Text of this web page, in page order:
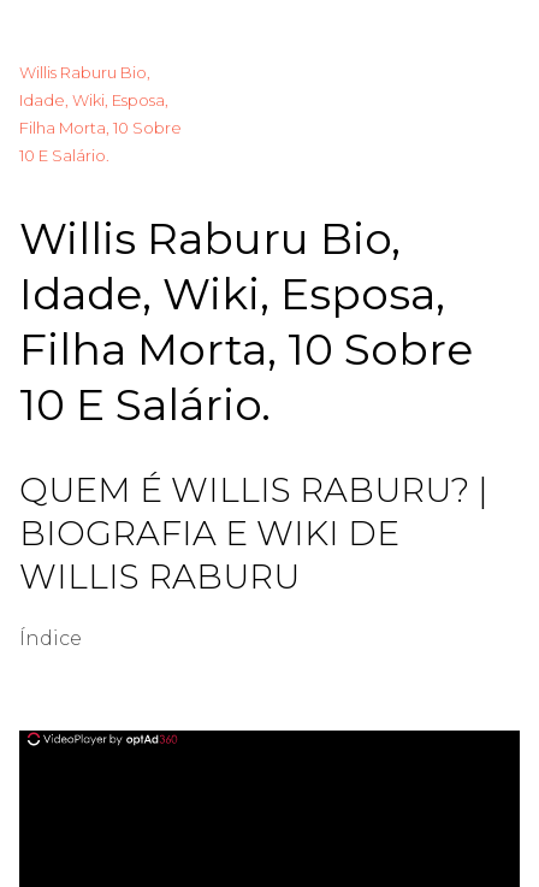
Willis Raburu Bio,
Idade, Wiki, Esposa,
Filha Morta, 10 Sobre
10 E Salário.
Willis Raburu Bio,
Idade, Wiki, Esposa,
Filha Morta, 10 Sobre
10 E Salário.
QUEM É WILLIS RABURU? |
BIOGRAFIA E WIKI DE
WILLIS RABURU
Índice